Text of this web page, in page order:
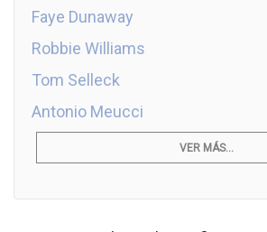
Faye Dunaway
Robbie Williams
Tom Selleck
Antonio Meucci
VER MÁS...